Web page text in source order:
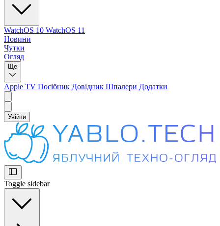
WatchOS 10 WatchOS 11
Новини
Чутки
Огляд
Ще
Apple TV Посібник Довідник Шпалери Додатки
Увійти
Toggle sidebar